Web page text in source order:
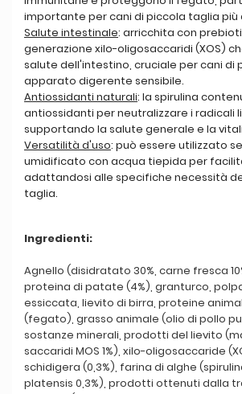
importante per cani di piccola taglia più
Salute intestinale: arricchita con
generazione xilo-oligosaccaridi (XOS)
salute dell'intestino, cruciale per cani di
apparato digerente sensibile.
Antiossidanti naturali: la spirulina
antiossidanti per neutralizzare i radicali
supportando la salute generale e la
Versatilità d'uso: può essere utilizzato
umidificato con acqua tiepida per
adattandosi alle specifiche necessità
taglia.
Ingredienti:
Agnello (disidratato 30%, carne fresca
proteina di patate (4%), granturco,
essiccata, lievito di birra, proteine
(fegato), grasso animale (olio di pollo
sostanze minerali, prodotti del lievito
saccaridi MOS 1%), xilo-oligosaccaride
schidigera (0,3%), farina di alghe
platensis 0,3%), prodotti ottenuti dalla